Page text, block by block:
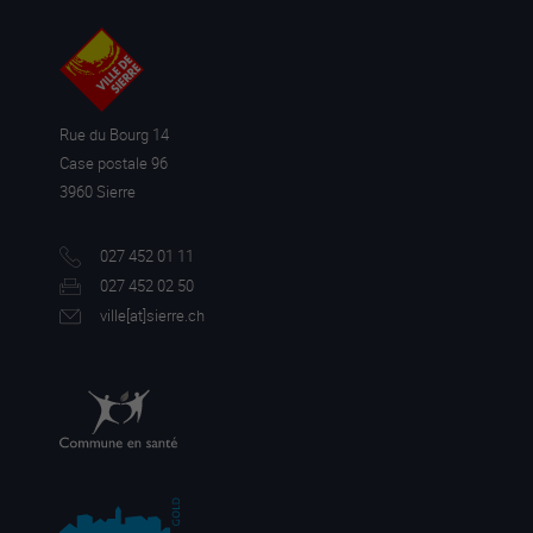
Rue du Bourg 14
Case postale 96
3960 Sierre
027 452 01 11
027 452 02 50
ville[at]sierre.ch